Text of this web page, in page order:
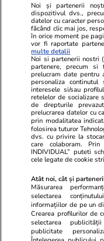
Advertorial
Smart is the
ajută tehnologia
PARTENERI
Noi și partenerii
dispozitivul dvs.,
datelor cu caracter
făcând clic mai jos,
în orice moment pe
vor fi raportate
multe detalii
Noi si partenerii nostri
partenere, precum
prelucram date pentru
personaliza
interesele si/sau
retelelor de socializare
de drepturile
prelucrarea datelor cu
prin modalitatea
folosirea tuturor
dvs. cu privire la
care colaboram.
INDIVIDUAL” puteti
cele legate de cookie
Atât noi, cât și
Măsurarea
selectarea
informațiilor de pe un
Crearea profilurilor de
selectarea
publicitate